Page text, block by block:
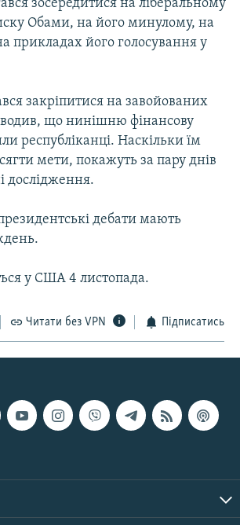
зосередитися на ліберальному
Обами, на його минулому, на
прикладах його голосування у
закріпитися на завойованих
що нинішню фінансову
республіканці. Наскільки їм
мети, покажуть за пару днів
дослідження.
дебати мають
у США 4 листопада.
Читати без VPN Підписатись